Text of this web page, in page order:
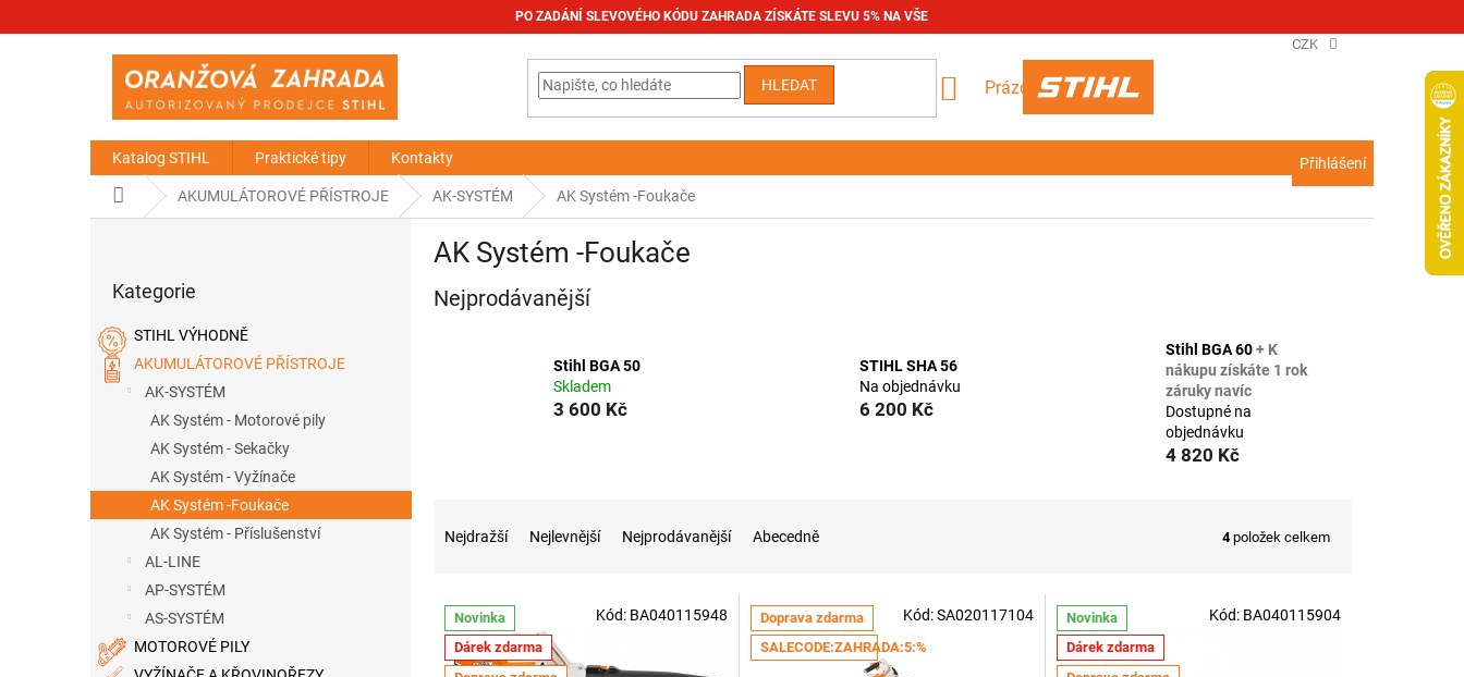
PO ZADÁNÍ SLEVOVÉHO KÓDU ZAHRADA ZÍSKÁTE SLEVU 5% NA VŠE
CZK
Přihlášení
HLEDAT
NÁKUPNÍ
KOŠÍK
Prázdný košík
Katalog STIHL Praktické tipy Kontakty
Domů AKUMULÁTOROVÉ PŘÍSTROJE AK-SYSTÉM AK Systém -Foukače
a
n
e
kategorie
Kategorie
STIHL VÝHODNĚ
AKUMULÁTOROVÉ PŘÍSTROJE
AK-SYSTÉM
AK Systém - Motorové pily
AK Systém - Sekačky
AK Systém - Vyžínače
AK Systém -Foukače
AK Systém - Příslušenství
AL-LINE
AP-SYSTÉM
AS-SYSTÉM
MOTOROVÉ PILY
AK Systém -Foukače
Nejprodávanější
Stihl BGA 50
Skladem
3 600 Kč
STIHL SHA 56
Na objednávku
6 200 Kč
Stihl BGA 60+ K
nákupu získáte 1 rok
záruky navíc
Dostupné na
objednávku
4 820 Kč
Nejdražší Nejlevnější Nejprodávanější Abecedně 4položek celkem
V Novinka
Dárek zdarma
Kód: BA040115948
Doprava zdarma
SALECODE:ZAHRADA:5:%
Kód:SA020117104
Novinka
Dárek zdarma
Kód: BA040115904